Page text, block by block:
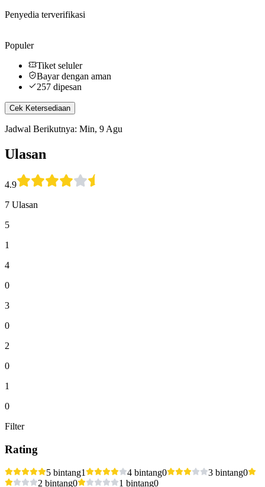
Penyedia terverifikasi
Populer
Tiket seluler
Bayar dengan aman
257 dipesan
Cek Ketersediaan
Jadwal Berikutnya: Min, 9 Agu
Ulasan
4.9
7 Ulasan
5
1
4
0
3
0
2
0
1
0
Filter
Rating
5 bintang1 4 bintang0 3 bintang0
2 bintang0 1 bintang0